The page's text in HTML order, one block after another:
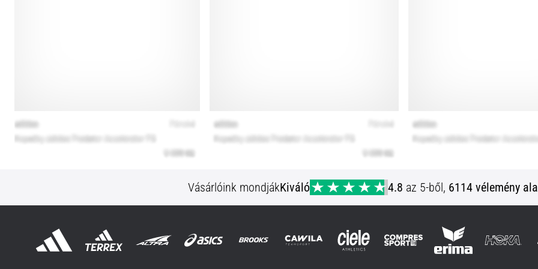
Vásárlóink mondjákKiváló 4.8 az 5-ből, 6114 vélemény